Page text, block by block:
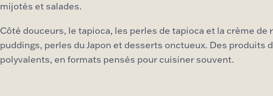
mijotés et salades.
Côté douceurs, le tapioca, les perles de tapioca et la crème de
puddings, perles du Japon et desserts onctueux. Des produits
polyvalents, en formats pensés pour cuisiner souvent.